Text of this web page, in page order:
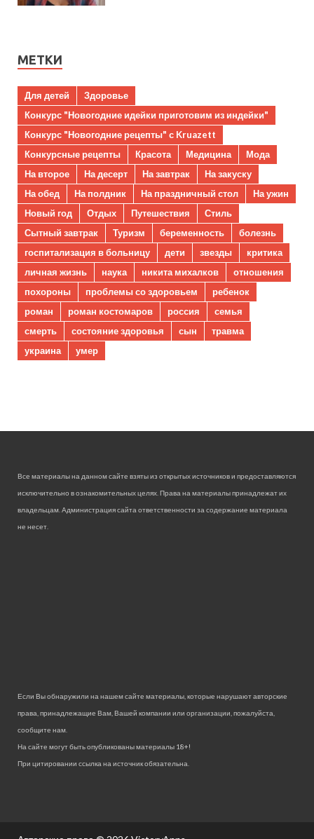
МЕТКИ
Для детей
Здоровье
Конкурс "Новогодние идейки приготовим из индейки"
Конкурс "Новогодние рецепты" с Kruazett
Конкурсные рецепты
Красота Медицина
Мода
На второе
На десерт На завтрак
На закуску
На обед
На полдник На праздничный стол
На ужин
Новый год
Отдых Путешествия
Стиль
Сытный завтрак
Туризм беременность
болезнь
госпитализация в больницу
дети звезды
критика
личная жизнь
наука никита михалков
отношения
похороны
проблемы со здоровьем
ребенок
роман
роман костомаров россия
семья
смерть
состояние здоровья сын
травма
украина
умер
Все материалы на данном сайте взяты из открытых источников и предоставляются
исключительно в ознакомительных целях. Права на материалы принадлежат их
владельцам. Администрация сайта ответственности за содержание материала
не несет.
Если Вы обнаружили на нашем сайте материалы, которые нарушают авторские
права, принадлежащие Вам, Вашей компании или организации, пожалуйста,
сообщите нам.
На сайте могут быть опубликованы материалы 18+!
При цитировании ссылка на источник обязательна.